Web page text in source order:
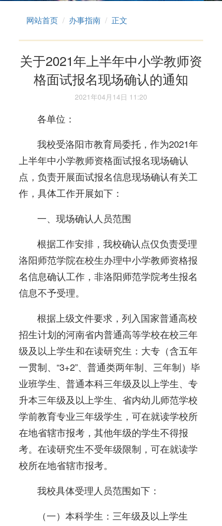
网站首页 办事指南 正文
关于2021年上半年中小学教师资
格面试报名现场确认的通知
2021年04月14日 11:20
各单位：
我校受洛阳市教育局委托，作为2021年
上半年中小学教师资格面试报名现场确认
点，负责开展面试报名信息现场确认有关工
作，具体工作开展如下：
一、现场确认人员范围
根据工作安排，我校确认点仅负责受理
洛阳师范学院在校生办理中小学教师资格报
名信息确认工作，非洛阳师范学院考生报名
信息不予受理。
根据上级文件要求，列入国家普通高校
招生计划的河南省内普通高等学校在校三年
级及以上学生和在读研究生：大专（含五年
一贯制、“3+2”、普通类两年制、三年制）毕
业班学生、普通本科三年级及以上学生、专
升本三年级及以上学生、省内幼儿师范学校
学前教育专业三年级学生，可在就读学校所
在地省辖市报考，其他年级的学生不得报
考。在读研究生不受年级限制，可在就读学
校所在地省辖市报考。
我校具体受理人员范围如下：
（一）本科学生：三年级及以上学生